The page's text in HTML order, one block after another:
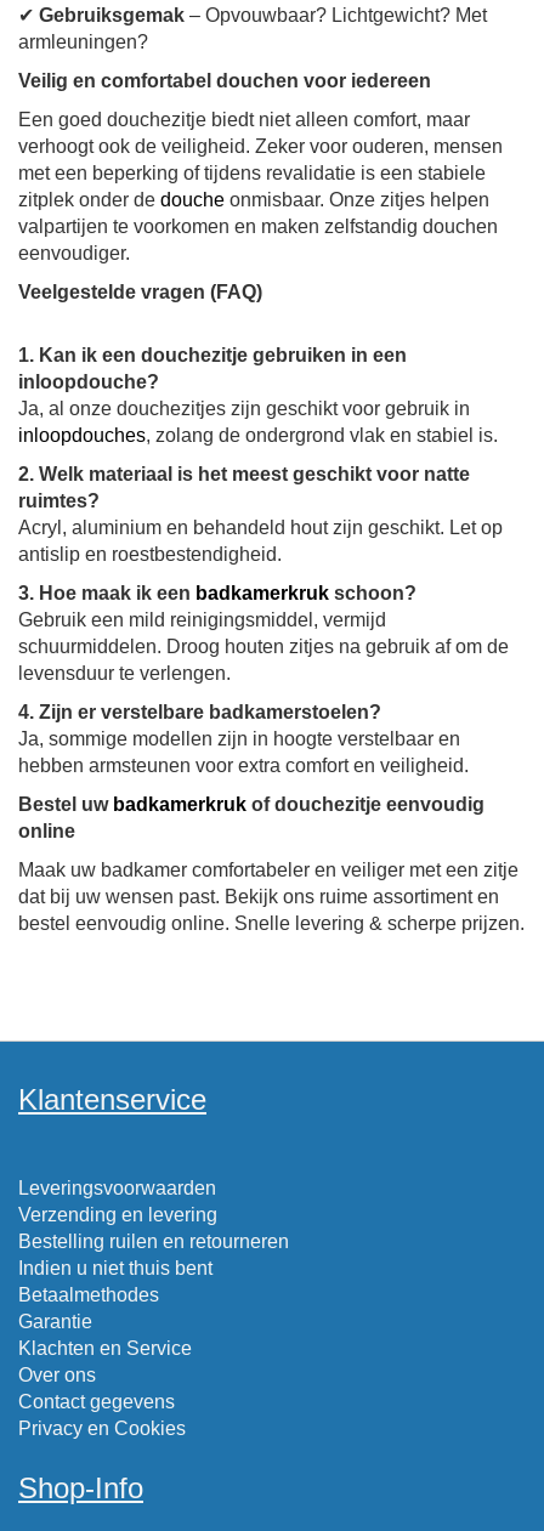
✔ Gebruiksgemak – Opvouwbaar? Lichtgewicht? Met
armleuningen?
Veilig en comfortabel douchen voor iedereen
Een goed douchezitje biedt niet alleen comfort, maar
verhoogt ook de veiligheid. Zeker voor ouderen, mensen
met een beperking of tijdens revalidatie is een stabiele
zitplek onder de douche onmisbaar. Onze zitjes helpen
valpartijen te voorkomen en maken zelfstandig douchen
eenvoudiger.
Veelgestelde vragen (FAQ)
1. Kan ik een douchezitje gebruiken in een
inloopdouche?
Ja, al onze douchezitjes zijn geschikt voor gebruik in
inloopdouches, zolang de ondergrond vlak en stabiel is.
2. Welk materiaal is het meest geschikt voor natte
ruimtes?
Acryl, aluminium en behandeld hout zijn geschikt. Let op
antislip en roestbestendigheid.
3. Hoe maak ik een badkamerkruk schoon?
Gebruik een mild reinigingsmiddel, vermijd
schuurmiddelen. Droog houten zitjes na gebruik af om de
levensduur te verlengen.
4. Zijn er verstelbare badkamerstoelen?
Ja, sommige modellen zijn in hoogte verstelbaar en
hebben armsteunen voor extra comfort en veiligheid.
Bestel uw badkamerkruk of douchezitje eenvoudig
online
Maak uw badkamer comfortabeler en veiliger met een zitje
dat bij uw wensen past. Bekijk ons ruime assortiment en
bestel eenvoudig online. Snelle levering & scherpe prijzen.
Klantenservice
Leveringsvoorwaarden
Verzending en levering
Bestelling ruilen en retourneren
Indien u niet thuis bent
Betaalmethodes
Garantie
Klachten en Service
Over ons
Contact gegevens
Privacy en Cookies
Shop-Info